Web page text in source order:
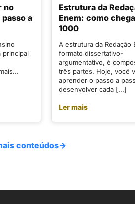
no
a
principal
Estrutura da
Enem: como
1000
A estrutura da Redação
formato dissertativo-
argumentativo, é
três partes. Hoje, você
aprender o passo a
desenvolver cada [...]
Ler mais
conteúdos→